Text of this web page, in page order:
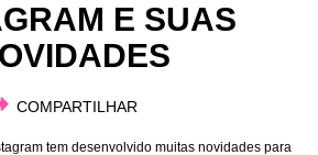
MENSAGENS DE ANIVERSÁRIO
E SUAS
COMPARTILHAR
tem desenvolvido muitas novidades para